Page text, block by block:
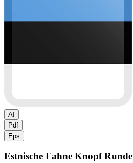
AI
Pdf
Eps
Estnische Fahne Knopf Runde